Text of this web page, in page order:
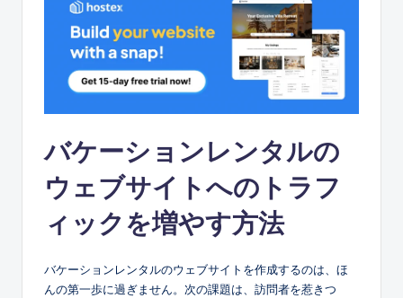
バケーションレンタルの
ウェブサイトへのトラフ
ィックを増やす方法
バケーションレンタルのウェブサイトを作成するのは、ほ
んの第一歩に過ぎません。次の課題は、訪問者を惹きつ